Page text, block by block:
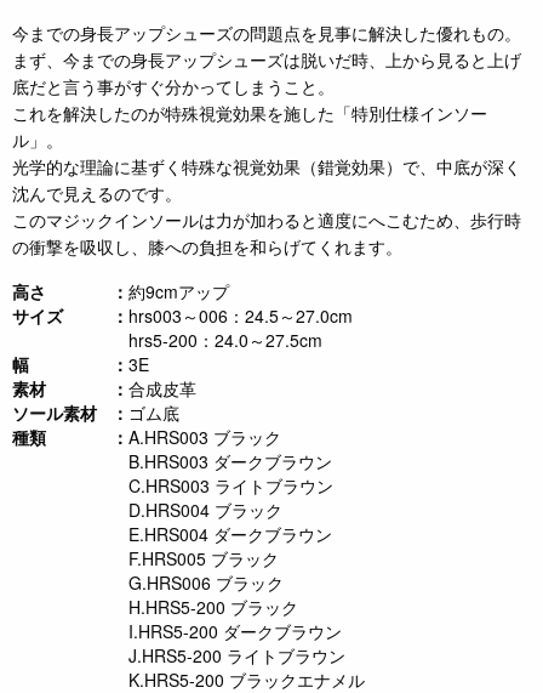
今までの身長アップシューズの問題点を見事に解決した優れもの。
まず、今までの身長アップシューズは脱いだ時、上から見ると上げ
底だと言う事がすぐ分かってしまうこと。
これを解決したのが特殊視覚効果を施した「特別仕様インソー
ル」。
光学的な理論に基ずく特殊な視覚効果（錯覚効果）で、中底が深く
沈んで見えるのです。
このマジックインソールは力が加わると適度にへこむため、歩行時
の衝撃を吸収し、膝への負担を和らげてくれます。
高さ
約9cmアップ
サイズ
hrs003～006：24.5～27.0cm
hrs5-200：24.0～27.5cm
幅
3E
素材
合成皮革
ソール素材
ゴム底
種類
A.HRS003 ブラック
B.HRS003 ダークブラウン
C.HRS003 ライトブラウン
D.HRS004 ブラック
E.HRS004 ダークブラウン
F.HRS005 ブラック
G.HRS006 ブラック
H.HRS5-200 ブラック
I.HRS5-200 ダークブラウン
J.HRS5-200 ライトブラウン
K.HRS5-200 ブラックエナメル